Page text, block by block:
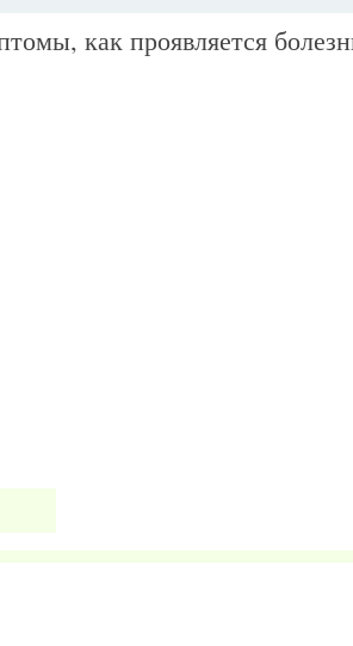
как проявляется